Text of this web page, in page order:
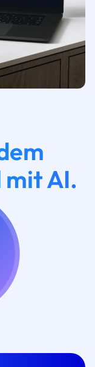
mit AI.